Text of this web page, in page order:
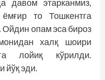
давом этарканмиз,
то Тошкентга
Ойдин опам эса бироз
халқ шоири
лойиқ кўрилди.
йўқ эди.